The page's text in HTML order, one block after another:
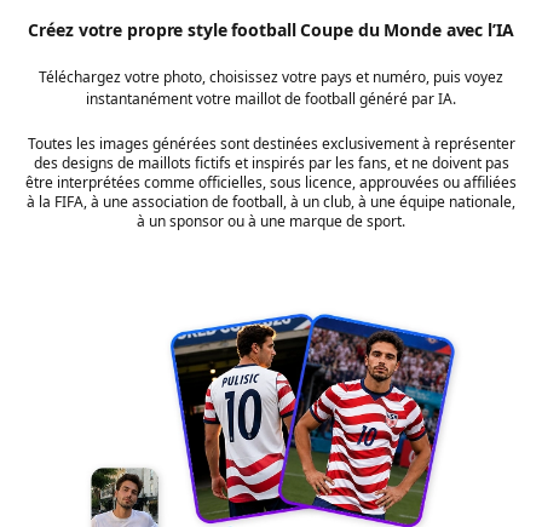
Créez votre propre style football Coupe du Monde avec l’IA
Téléchargez votre photo, choisissez votre pays et numéro, puis voyez
instantanément votre maillot de football généré par IA.
Toutes les images générées sont destinées exclusivement à représenter
des designs de maillots fictifs et inspirés par les fans, et ne doivent pas
être interprétées comme officielles, sous licence, approuvées ou affiliées
à la FIFA, à une association de football, à un club, à une équipe nationale,
à un sponsor ou à une marque de sport.